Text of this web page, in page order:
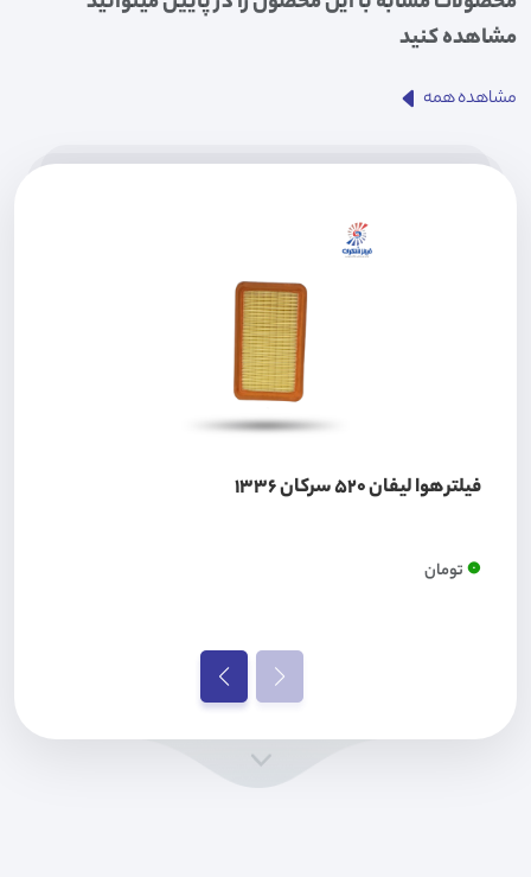
مشاهده کنید
مشاهده همه
فیلتر هوا لیفان 520 سرکان 1336
0تومان